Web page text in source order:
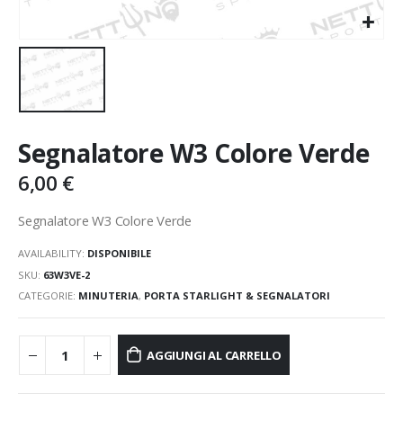
Segnalatore W3 Colore Verde
6,00 €
Segnalatore W3 Colore Verde
AVAILABILITY: DISPONIBILE
SKU: 63W3VE-2
CATEGORIE: MINUTERIA, PORTA STARLIGHT & SEGNALATORI
AGGIUNGI AL CARRELLO